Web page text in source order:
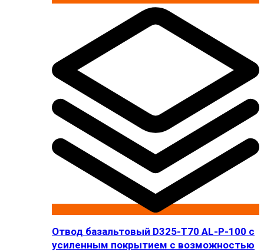
Отвод базальтовый D325-T70 AL-P-100 с
усиленным покрытием с возможностью